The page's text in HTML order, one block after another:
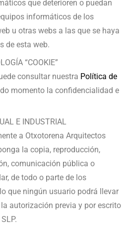
que deterioren o puedan
informáticos de los
u otras webs a las que se haya
de esta web.
“COOKIE”
consultar nuestra Política de
momento la confidencialidad e
E INDUSTRIAL
a Otxotorena Arquitectos
la copia, reproducción,
comunicación pública o
de todo o parte de los
que ningún usuario podrá llevar
autorización previa y por escrito